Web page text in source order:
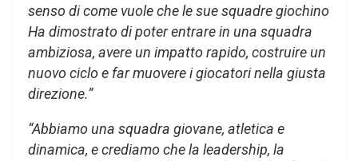
senso di come vuole che le sue squadre giochino
Ha dimostrato di poter entrare in una squadra
ambiziosa, avere un impatto rapido, costruire un
nuovo ciclo e far muovere i giocatori nella giusta
direzione.”
“Abbiamo una squadra giovane, atletica e
dinamica, e crediamo che la leadership, la